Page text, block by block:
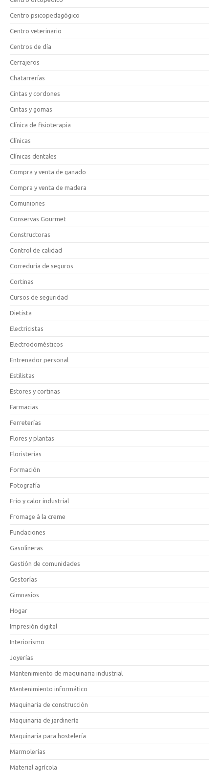
Centro psicopedagógico
Centro veterinario
Centros de día
Cerrajeros
Chatarrerías
Cintas y cordones
Cintas y gomas
Clínica de fisioterapia
Clínicas
Clínicas dentales
Compra y venta de ganado
Compra y venta de madera
Comuniones
Conservas Gourmet
Constructoras
Control de calidad
Correduría de seguros
Cortinas
Cursos de seguridad
Dietista
Electricistas
Electrodomésticos
Entrenador personal
Estilistas
Estores y cortinas
Farmacias
Ferreterías
Flores y plantas
Floristerías
Formación
Fotografía
Frío y calor industrial
Fromage à la creme
Fundaciones
Gasolineras
Gestión de comunidades
Gestorías
Gimnasios
Hogar
Impresión digital
Interiorismo
Joyerías
Mantenimiento de maquinaria industrial
Mantenimiento informático
Maquinaria de construcción
Maquinaria de jardinería
Maquinaria para hostelería
Marmolerías
Material agrícola